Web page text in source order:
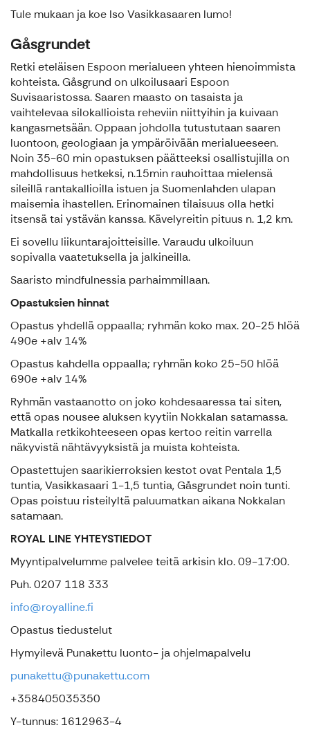
Tule mukaan ja koe Iso Vasikkasaaren lumo!
Gåsgrundet
Retki eteläisen Espoon merialueen yhteen hienoimmista
kohteista. Gåsgrund on ulkoilusaari Espoon
Suvisaaristossa. Saaren maasto on tasaista ja
vaihtelevaa silokallioista reheviin niittyihin ja kuivaan
kangasmetsään. Oppaan johdolla tutustutaan saaren
luontoon, geologiaan ja ympäröivään merialueeseen.
Noin 35-60 min opastuksen päätteeksi osallistujilla on
mahdollisuus hetkeksi, n.15min rauhoittaa mielensä
sileillä rantakallioilla istuen ja Suomenlahden ulapan
maisemia ihastellen. Erinomainen tilaisuus olla hetki
itsensä tai ystävän kanssa. Kävelyreitin pituus n. 1,2 km.
Ei sovellu liikuntarajoitteisille. Varaudu ulkoiluun
sopivalla vaatetuksella ja jalkineilla.
Saaristo mindfulnessia parhaimmillaan.
Opastuksien hinnat
Opastus yhdellä oppaalla; ryhmän koko max. 20-25 hlöä
490e +alv 14%
Opastus kahdella oppaalla; ryhmän koko 25-50 hlöä
690e +alv 14%
Ryhmän vastaanotto on joko kohdesaaressa tai siten,
että opas nousee aluksen kyytiin Nokkalan satamassa.
Matkalla retkikohteeseen opas kertoo reitin varrella
näkyvistä nähtävyyksistä ja muista kohteista.
Opastettujen saarikierroksien kestot ovat Pentala 1,5
tuntia, Vasikkasaari 1-1,5 tuntia, Gåsgrundet noin tunti.
Opas poistuu risteilyltä paluumatkan aikana Nokkalan
satamaan.
ROYAL LINE YHTEYSTIEDOT
Myyntipalvelumme palvelee teitä arkisin klo. 09-17:00.
Puh. 0207 118 333
info@royalline.fi
Opastus tiedustelut
Hymyilevä Punakettu luonto- ja ohjelmapalvelu
punakettu@punakettu.com
+358405035350
Y-tunnus: 1612963-4